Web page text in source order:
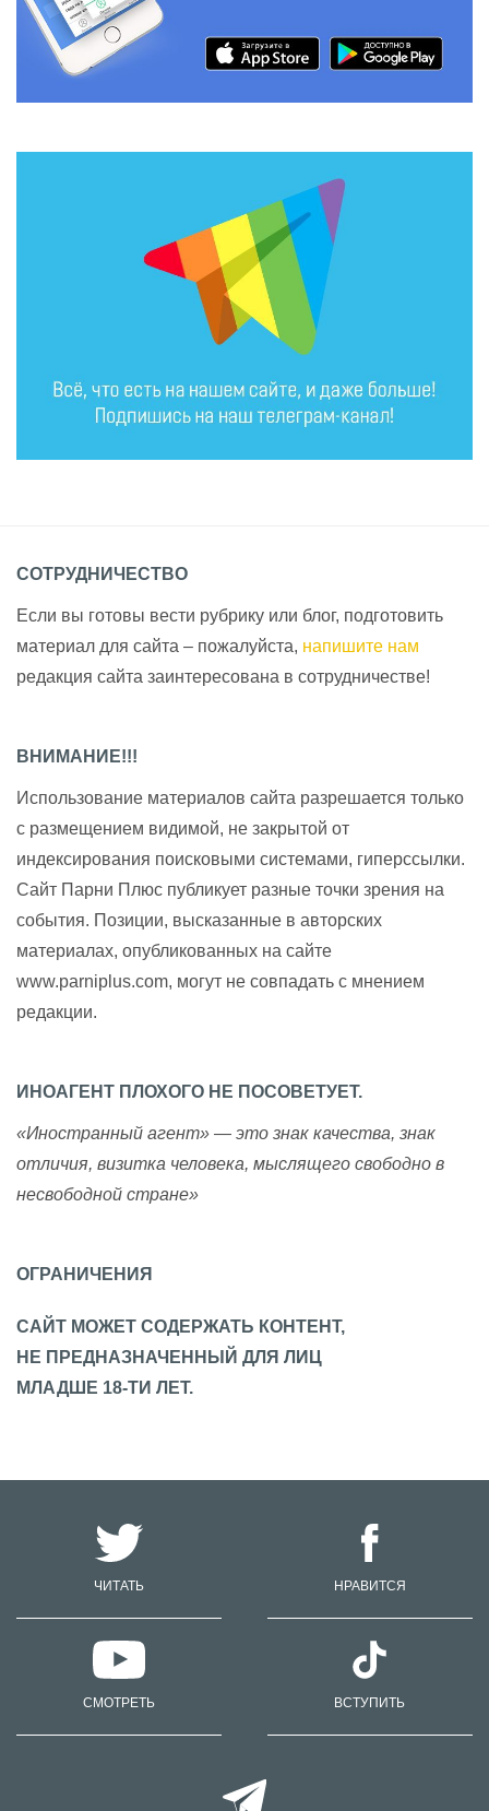
СОТРУДНИЧЕСТВО
Если вы готовы вести рубрику или блог, подготовить
материал для сайта – пожалуйста, напишите нам
редакция сайта заинтересована в сотрудничестве!
ВНИМАНИЕ!!!
Использование материалов сайта разрешается только
с размещением видимой, не закрытой от
индексирования поисковыми системами, гиперссылки.
Сайт Парни Плюс публикует разные точки зрения на
события. Позиции, высказанные в авторских
материалах, опубликованных на сайте
www.parniplus.com, могут не совпадать с мнением
редакции.
ИНОАГЕНТ ПЛОХОГО НЕ ПОСОВЕТУЕТ.
«Иностранный агент» — это знак качества, знак
отличия, визитка человека, мыслящего свободно в
несвободной стране»
ОГРАНИЧЕНИЯ
САЙТ МОЖЕТ СОДЕРЖАТЬ КОНТЕНТ,
НЕ ПРЕДНАЗНАЧЕННЫЙ ДЛЯ ЛИЦ
МЛАДШЕ 18-ТИ ЛЕТ.
ЧИТАТЬ НРАВИТСЯ
СМОТРЕТЬ ВСТУПИТЬ